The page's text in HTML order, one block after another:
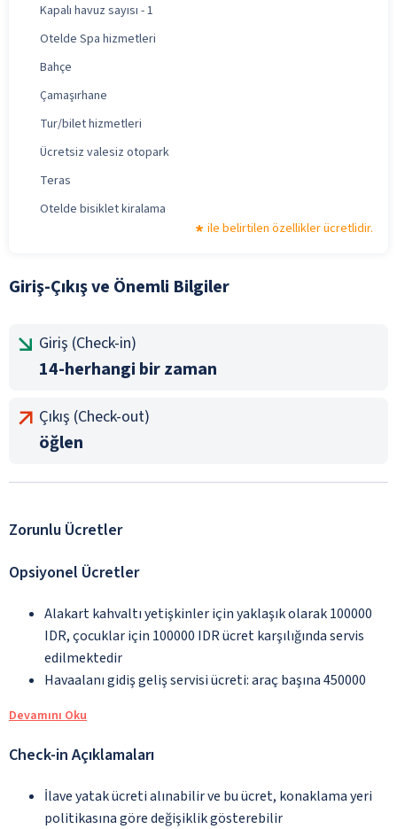
Kapalı havuz sayısı - 1
Otelde Spa hizmetleri
Bahçe
Çamaşırhane
Tur/bilet hizmetleri
Ücretsiz valesiz otopark
Teras
Otelde bisiklet kiralama
ile belirtilen özellikler ücretlidir.
Giriş-Çıkış ve Önemli Bilgiler
Giriş (Check-in)
14-herhangi bir zaman
Çıkış (Check-out)
öğlen
Zorunlu Ücretler
Opsiyonel Ücretler
Alakart kahvaltı yetişkinler için yaklaşık olarak 100000
IDR, çocuklar için 100000 IDR ücret karşılığında servis
edilmektedir
Havaalanı gidiş geliş servisi ücreti: araç başına 450000
Devamını Oku
Check-in Açıklamaları
İlave yatak ücreti alınabilir ve bu ücret, konaklama yeri
politikasına göre değişiklik gösterebilir